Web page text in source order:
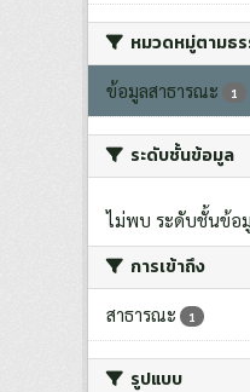
หมวดหมู่ตามธ
ข้อมูลสาธารณะ 1
ระดับชั้นข้อมูล
ไม่พบ ระดับชั้นข้อ
การเข้าถึง
สาธารณะ 1
รูปแบบ